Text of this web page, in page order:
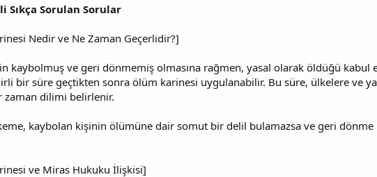
Sorulan Sorular
Nedir ve Ne Zaman Geçerlidir?]
kaybolmuş ve geri dönmemiş olmasına rağmen, yasal olarak öldüğü
bir süre geçtikten sonra ölüm karinesi uygulanabilir. Bu süre, ülkelere ve
zaman dilimi belirlenir.
kaybolan kişinin ölümüne dair somut bir delil bulamazsa ve geri
ve Miras Hukuku İlişkisi]